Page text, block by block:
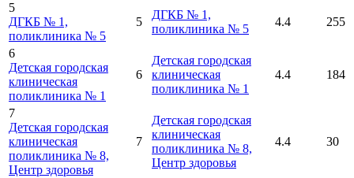
5
ДГКБ № 1,
поликлиника № 5
5
ДГКБ № 1,
поликлиника № 5
4.4 255
6
Детская городская
клиническая
поликлиника № 1
6
Детская городская
клиническая
поликлиника № 1
4.4 184
7
Детская городская
клиническая
поликлиника № 8,
Центр здоровья
7
Детская городская
клиническая
поликлиника № 8,
Центр здоровья
4.4 30